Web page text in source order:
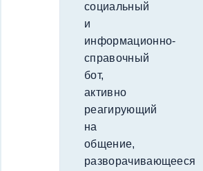
социальный
и
информационно-
справочный
бот,
активно
реагирующий
на
общение,
разворачивающееся